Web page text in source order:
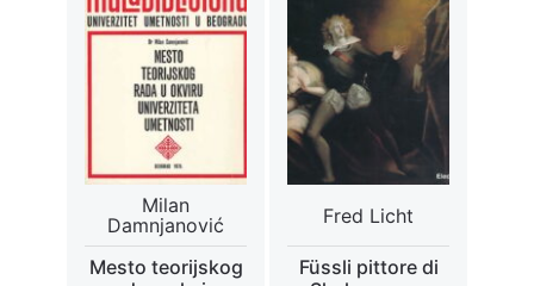
Milan
Damnjanović
Mesto teorijskog
Fred Licht
Füssli pittore di